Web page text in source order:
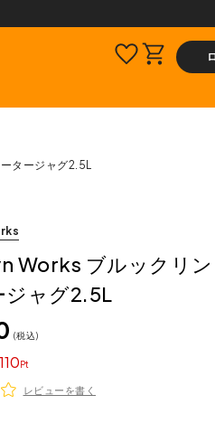
タージャグ2.5L
Works ブルックリン
ジャグ2.5L
税込
110
レビューを書く